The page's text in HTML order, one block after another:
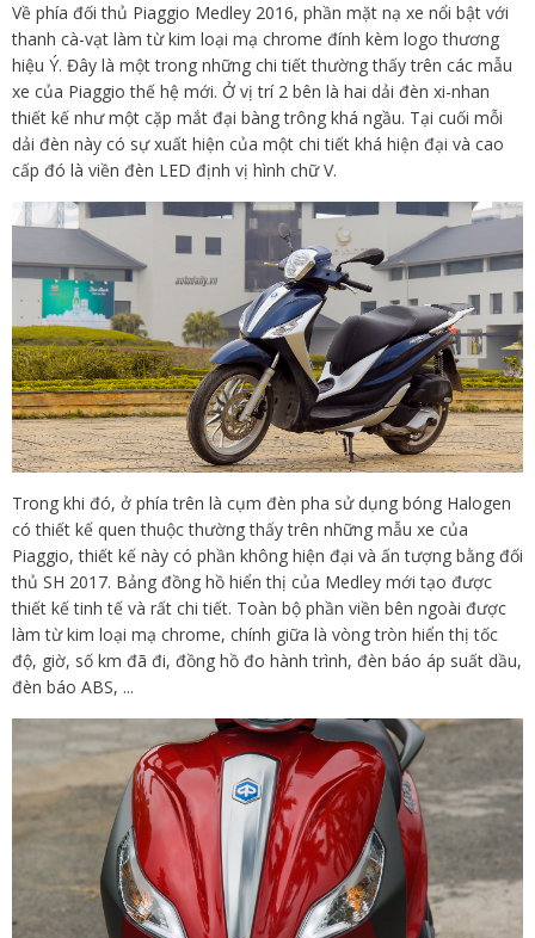
Về phía đối thủ Piaggio Medley 2016, phần mặt nạ xe nổi bật với
thanh cà-vạt làm từ kim loại mạ chrome đính kèm logo thương
hiệu Ý. Đây là một trong những chi tiết thường thấy trên các mẫu
xe của Piaggio thế hệ mới. Ở vị trí 2 bên là hai dải đèn xi-nhan
thiết kế như một cặp mắt đại bàng trông khá ngầu. Tại cuối mỗi
dải đèn này có sự xuất hiện của một chi tiết khá hiện đại và cao
cấp đó là viền đèn LED định vị hình chữ V.
Trong khi đó, ở phía trên là cụm đèn pha sử dụng bóng Halogen
có thiết kế quen thuộc thường thấy trên những mẫu xe của
Piaggio, thiết kế này có phần không hiện đại và ấn tượng bằng đối
thủ SH 2017. Bảng đồng hồ hiển thị của Medley mới tạo được
thiết kế tinh tế và rất chi tiết. Toàn bộ phần viền bên ngoài được
làm từ kim loại mạ chrome, chính giữa là vòng tròn hiển thị tốc
độ, giờ, số km đã đi, đồng hồ đo hành trình, đèn báo áp suất dầu,
đèn báo ABS, ...